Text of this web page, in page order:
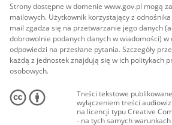
Strony dostępne w domenie www.gov.pl mogą
mailowych. Użytkownik korzystający z
mail zgadza się na przetwarzanie jego danych
dobrowolnie podanych danych w wiadomości) w
odpowiedzi na przesłane pytania. Szczegóły
każdą z jednostek znajdują się w ich politykach
osobowych.
Treści tekstowe
wyłączeniem treści
na licencji typu Creative
- na tych samych warunkach